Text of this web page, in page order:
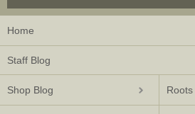
Home
Staff Blog
Shop Blog Roots